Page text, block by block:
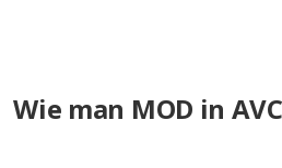
Wie man MOD in